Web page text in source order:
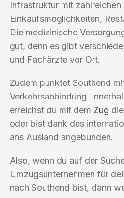
Infrastruktur mit zahlreichen
Einkaufsmöglichkeiten,
Die medizinische
gut, denn es gibt
und Fachärzte vor Ort.
Zudem punktet Southend
Verkehrsanbindung.
erreichst du mit dem Zug
oder bist dank des
ans Ausland angebunden.
Also, wenn du auf der
Umzugsunternehmen für
nach Southend bist, dann